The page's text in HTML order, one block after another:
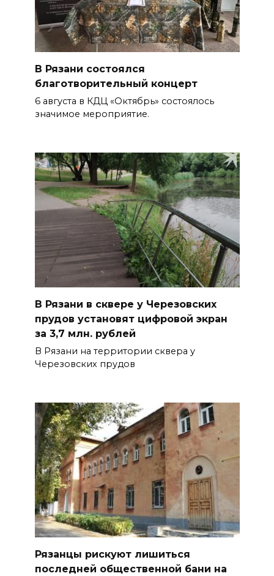
В Рязани состоялся
благотворительный концерт
6 августа в КДЦ «Октябрь» состоялось
значимое мероприятие.
В Рязани в сквере у Черезовских
прудов установят цифровой экран
за 3,7 млн. рублей
В Рязани на территории сквера у
Черезовских прудов
Рязанцы рискуют лишиться
последней общественной бани на